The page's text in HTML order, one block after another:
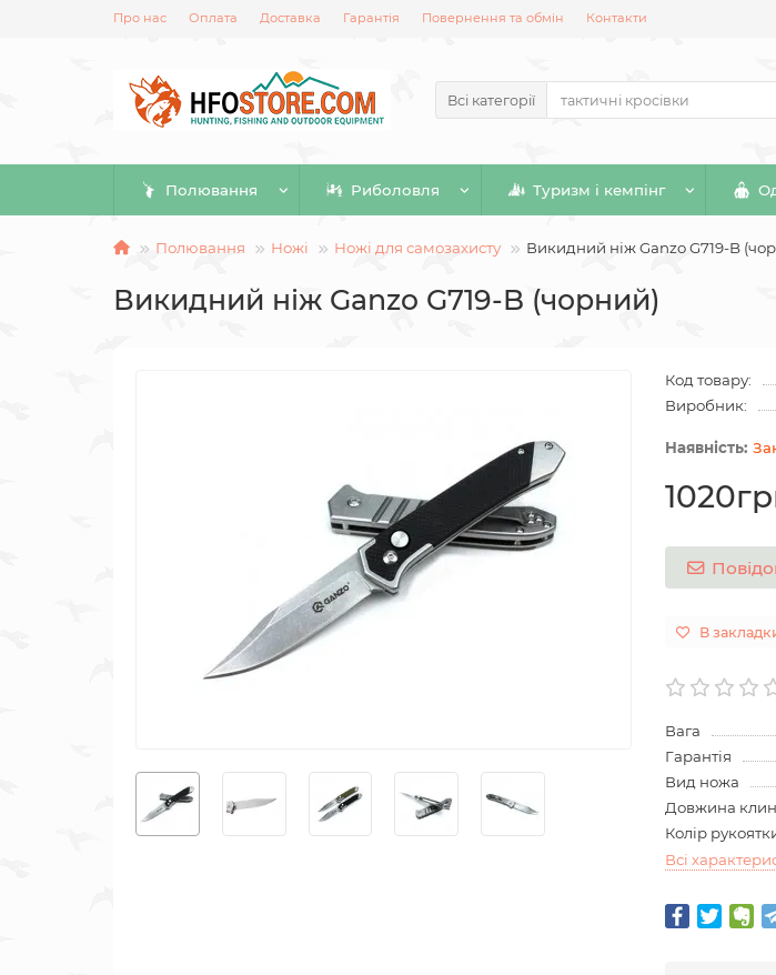
Про нас Оплата Доставка Гарантія Повернення та обмін Контакти
Всі категорії
Полювання Риболовля Туризм і кемпінг
Полювання Ножі Ножі для самозахисту Викидний ніж Ganzo G719-B
Викидний ніж Ganzo G719-B (чорний)
Код товару:
Виробник:
В
Вага
Гарантія
Вид ножа
Довжина
Колір
Всі